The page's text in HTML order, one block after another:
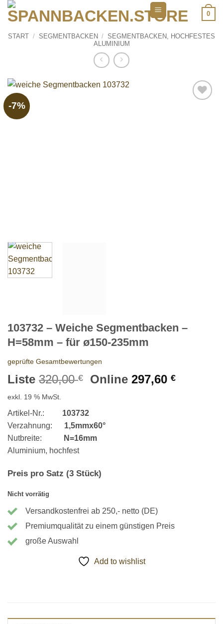
Zum
Inhalt
0
START / SEGMENTBACKEN / SEGMENTBACKEN, HOCHFESTES
ALUMINIUM
-7%
103732 – Weiche Segmentbacken –
H=58mm – für ø150-235mm
geprüfte Gesamtbewertungen
Liste 320,00€
Ursprünglicher
Online 297,60€
exkl. 19 % MwSt.
Artikel-Nr.: 103732
Verzahnung: 1,5mmx60°
Nutbreite:
N=16mm
Aluminium, hochfest
Preis pro Satz (3 Stück)
Nicht vorrätig
Versandkostenfrei ab 250,- netto (DE)
Premiumqualität zu einem günstigen Preis
große Auswahl
Add to wishlist